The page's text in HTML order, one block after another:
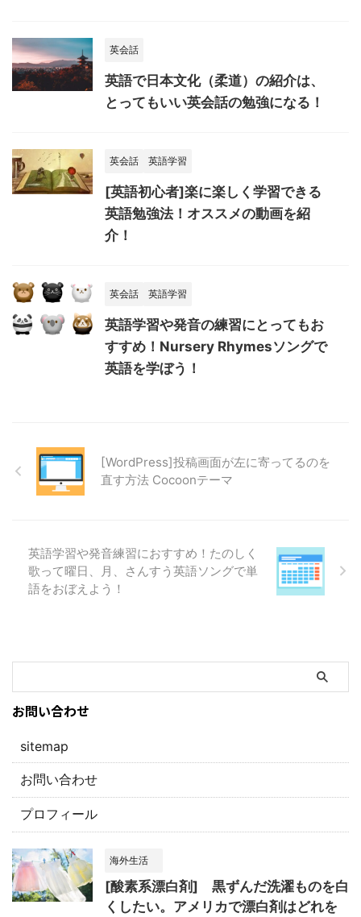
英会話
英語で日本文化（柔道）の紹介は、
とってもいい英会話の勉強になる！
英会話 英語学習
[英語初心者]楽に楽しく学習できる
英語勉強法！オススメの動画を紹
介！
英会話 英語学習
英語学習や発音の練習にとってもお
すすめ！Nursery Rhymesソングで
英語を学ぼう！
[WordPress]投稿画面が左に寄ってるのを
直す方法 Cocoonテーマ
英語学習や発音練習におすすめ！たのしく
歌って曜日、月、さんすう英語ソングで単
語をおぼえよう！
お問い合わせ
sitemap
お問い合わせ
プロフィール
海外生活
[酸素系漂白剤] 黒ずんだ洗濯ものを白
くしたい。アメリカで漂白剤はどれを